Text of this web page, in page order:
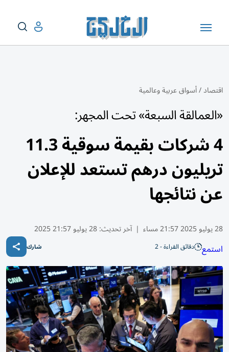
اقتصاد/أسواق عربية وعالمية
«العمالقة السبعة» تحت المجهر:
4 شركات بقيمة سوقية 11.3
تريليون درهم تستعد للإعلان
عن نتائجها
28 يوليو 2025 21:57 مساء | آخر تحديث:28 يوليو 21:57 2025
استمع دقائق القراءة - 2 شارك